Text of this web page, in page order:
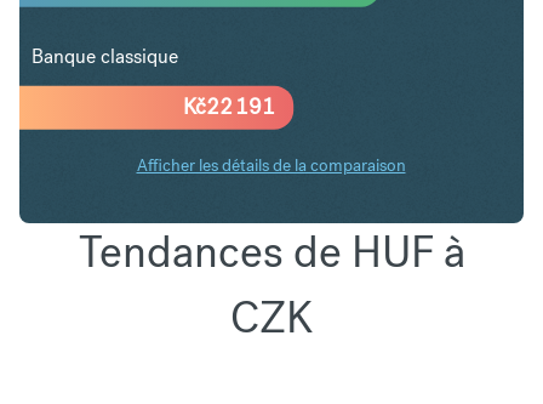
Kč22 191
Banque classique
Afficher les détails de la comparaison
Tendances de HUF à
CZK